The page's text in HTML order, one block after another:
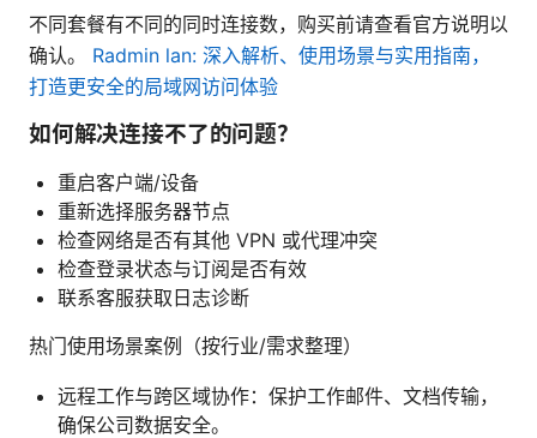
不同套餐有不同的同时连接数，购买前请查看官方说明以
确认。 Radmin lan: 深入解析、使用场景与实用指南，
打造更安全的局域网访问体验
如何解决连接不了的问题？
重启客户端/设备
重新选择服务器节点
检查网络是否有其他 VPN 或代理冲突
检查登录状态与订阅是否有效
联系客服获取日志诊断
热门使用场景案例（按行业/需求整理）
远程工作与跨区域协作：保护工作邮件、文档传输，
确保公司数据安全。